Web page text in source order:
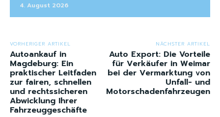
4. August 2026
VORHERIGER ARTIKEL
Autoankauf in
Magdeburg: Ein
praktischer Leitfaden
zur fairen, schnellen
und rechtssicheren
Abwicklung Ihrer
Fahrzeuggeschäfte
NÄCHSTER ARTIKEL
Auto Export: Die Vorteile
für Verkäufer in Weimar
bei der Vermarktung von
Unfall- und
Motorschadenfahrzeugen